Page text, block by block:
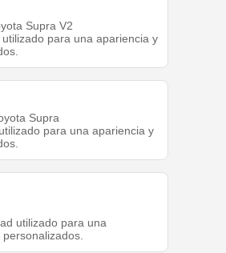
Supra V2
para una apariencia y
Supra
para una apariencia y
utilizado para una